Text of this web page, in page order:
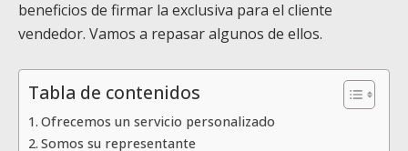
beneficios de firmar la exclusiva para el cliente
vendedor. Vamos a repasar algunos de ellos.
Tabla de contenidos
Ofrecemos un servicio personalizado
Somos su representante